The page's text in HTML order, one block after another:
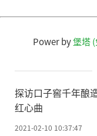
为主供应商。
“上亿度
么。”中科院
物理研究所
体器壁材料是
束，仍然会有
Power by堡塔
探访口子窖千年酿
红心曲
2021-02-10 10:37:47